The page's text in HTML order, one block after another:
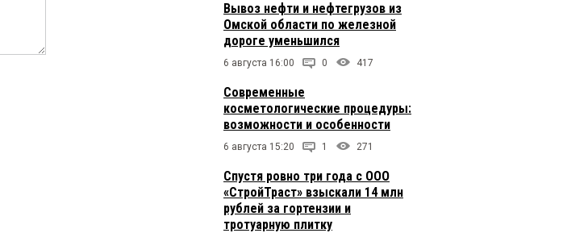
Вывоз нефти и нефтегрузов из
Омской области по железной
дороге уменьшился
6 августа 16:00 0 417
Современные
косметологические процедуры:
возможности и особенности
6 августа 15:20 1 271
Спустя ровно три года с ООО
«СтройТраст» взыскали 14 млн
рублей за гортензии и
тротуарную плитку